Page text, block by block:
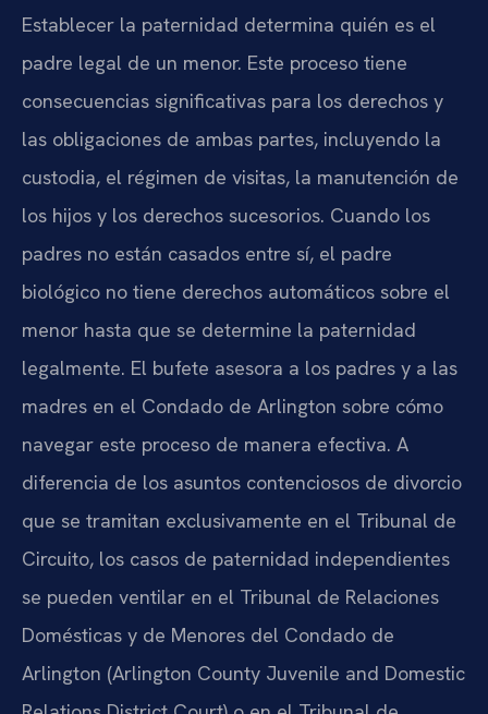
Establecer la paternidad determina quién es el
padre legal de un menor. Este proceso tiene
consecuencias significativas para los derechos y
las obligaciones de ambas partes, incluyendo la
custodia, el régimen de visitas, la manutención de
los hijos y los derechos sucesorios. Cuando los
padres no están casados entre sí, el padre
biológico no tiene derechos automáticos sobre el
menor hasta que se determine la paternidad
legalmente. El bufete asesora a los padres y a las
madres en el Condado de Arlington sobre cómo
navegar este proceso de manera efectiva. A
diferencia de los asuntos contenciosos de divorcio
que se tramitan exclusivamente en el Tribunal de
Circuito, los casos de paternidad independientes
se pueden ventilar en el Tribunal de Relaciones
Domésticas y de Menores del Condado de
Arlington (Arlington County Juvenile and Domestic